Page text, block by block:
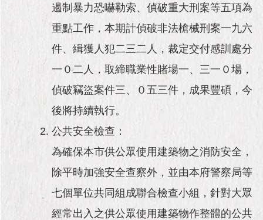
遏制暴力恐嚇勒索、偵破重大刑案等五項為
重點工作，本期計偵破非法槍械刑案一九六
件、緝獲人犯二三二人，裁定交付感訓處分
一０二人，取締職業性賭場一、三一０場，
偵破竊盜案件三、０五三件，成果豐碩，今
後將持續執行。
公共安全檢查：
為確保本市供公眾使用建築物之消防安全，
除平時加強安全查察外，並由本府警察局等
七個單位共同組成聯合檢查小組，針對大眾
經常出入之供公眾使用建築物作整體的公共